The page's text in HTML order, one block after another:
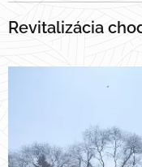
Revitalizácia